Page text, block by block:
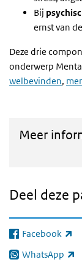
Bij
ernst van
Deze drie
onderwerp
welbevinden,
Meer
Deel deze
Facebook
(externe link)
WhatsApp
(externe link)